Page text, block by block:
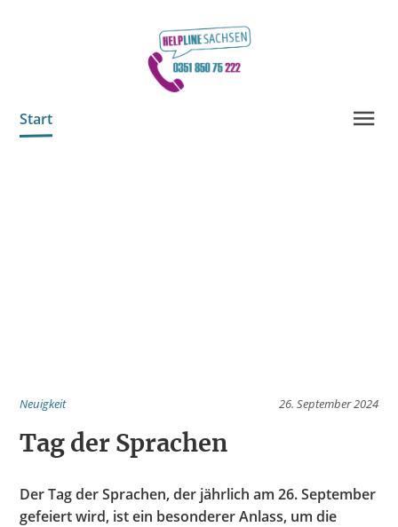
Start
Neuigkeit 26. September 2024
Tag der Sprachen
Der Tag der Sprachen, der jährlich am 26. September
gefeiert wird, ist ein besonderer Anlass, um die